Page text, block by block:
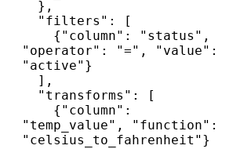
"operator": "=", "value":
"active"}
"temp_value", "function":
"celsius_to_fahrenheit"}